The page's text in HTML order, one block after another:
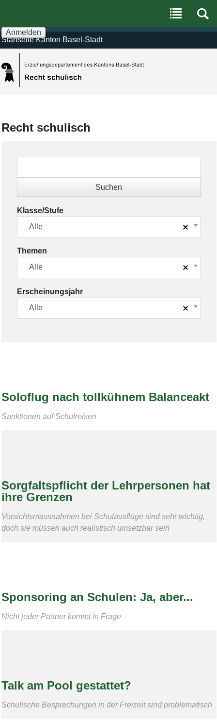
Startseite Kanton Basel-Stadt
Anmelden
|
Direkt
zur
Navigation
Recht schulisch
Klasse/Stufe
Alle
Themen
Alle
Erscheinungsjahr
Alle
Soloflug nach tollkühnem Balanceakt
Sanktionen auf Schulreisen
Sorgfaltspflicht der Lehrpersonen hat
ihre Grenzen
Vorsichtsmassnahmen bei Schulausflüge sind sehr wichtig,
doch sie müssen auch realistisch umsetzbar sein
Sponsoring an Schulen: Ja, aber...
Nicht jeder Partner kommt in Frage
Talk am Pool gestattet?
Schulische Besprechungen in der Freizeit sind problematisch